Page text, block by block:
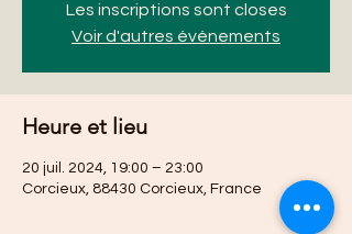
Les inscriptions sont closes
Voir d'autres événements
Heure et lieu
20 juil. 2024, 19:00 – 23:00
Corcieux, 88430 Corcieux, France